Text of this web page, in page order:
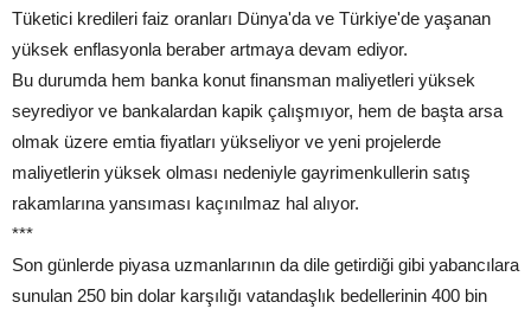
Tüketici kredileri faiz oranları Dünya'da ve Türkiye'de yaşanan
yüksek enflasyonla beraber artmaya devam ediyor.
Bu durumda hem banka konut finansman maliyetleri yüksek
seyrediyor ve bankalardan kapik çalışmıyor, hem de başta arsa
olmak üzere emtia fiyatları yükseliyor ve yeni projelerde
maliyetlerin yüksek olması nedeniyle gayrimenkullerin satış
rakamlarına yansıması kaçınılmaz hal alıyor.
***
Son günlerde piyasa uzmanlarının da dile getirdiği gibi yabancılara
sunulan 250 bin dolar karşılığı vatandaşlık bedellerinin 400 bin